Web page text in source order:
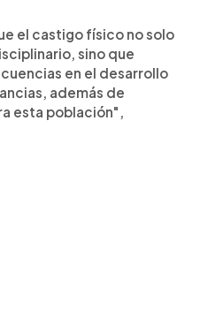
el castigo físico no solo
sino que
en el desarrollo
además de
esta población",